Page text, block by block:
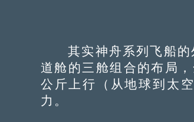
其实神舟系列飞船的
道舱的三舱组合的布局
公斤上行（从地球到太
力。